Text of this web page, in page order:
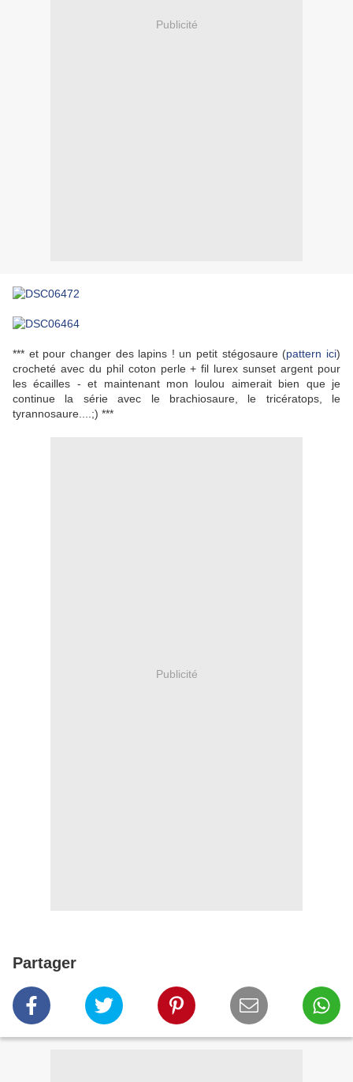
Publicité
*** et pour changer des lapins ! un petit stégosaure (pattern ici)
crocheté avec du phil coton perle + fil lurex sunset argent pour
les écailles - et maintenant mon loulou aimerait bien que je
continue la série avec le brachiosaure, le tricératops, le
tyrannosaure....;) ***
Publicité
Partager